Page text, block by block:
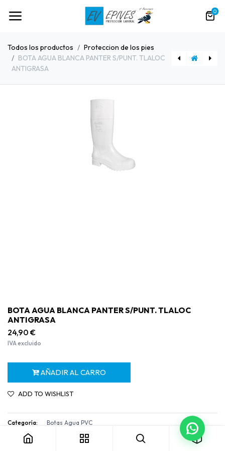
0
Todos los productos
Proteccion de los pies
BOTA AGUA BLANCA PANTER S/PUNT. TLALOC
ANTIGRASA
BOTA AGUA BLANCA PANTER S/PUNT. TLALOC
ANTIGRASA
24,90 €
IVA excluido
AÑADIR AL CARRO
ADD TO WISHLIST
Categoría: Botas Agua PVC
Términos y condiciones